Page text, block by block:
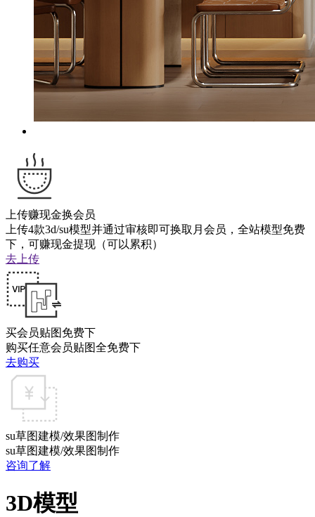
上传赚现金换会员
上传4款3d/su模型并通过审核即可换取月会员，全站模型免费
下，可赚现金提现（可以累积）
去上传
买会员贴图免费下
购买任意会员贴图全免费下
去购买
su草图建模/效果图制作
su草图建模/效果图制作
咨询了解
3D模型